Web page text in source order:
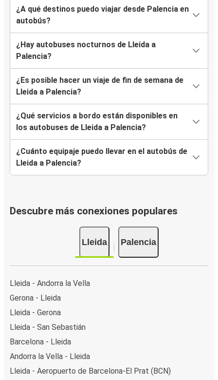
¿A qué destinos puedo viajar desde Palencia en
autobús?
¿Hay autobuses nocturnos de Lleida a
Palencia?
¿Es posible hacer un viaje de fin de semana de
Lleida a Palencia?
¿Qué servicios a bordo están disponibles en
los autobuses de Lleida a Palencia?
¿Cuánto equipaje puedo llevar en el autobús de
Lleida a Palencia?
Descubre más conexiones populares
Lleida Palencia
Lleida - Andorra la Vella
Gerona - Lleida
Lleida - Gerona
Lleida - San Sebastián
Barcelona - Lleida
Andorra la Vella - Lleida
Lleida - Aeropuerto de Barcelona-El Prat (BCN)